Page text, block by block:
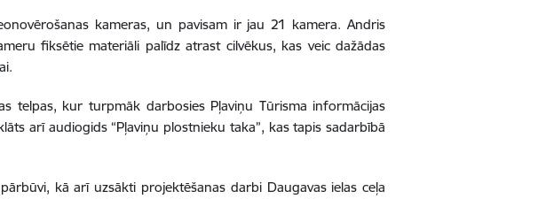
kameras, un pavisam ir jau 21 kamera. Andris
fiksētie materiāli palīdz atrast cilvēkus, kas veic dažādas
telpas, kur turpmāk darbosies Pļaviņu Tūrisma informācijas
arī audiogids “Pļaviņu plostnieku taka”, kas tapis sadarbībā
kā arī uzsākti projektēšanas darbi Daugavas ielas ceļa